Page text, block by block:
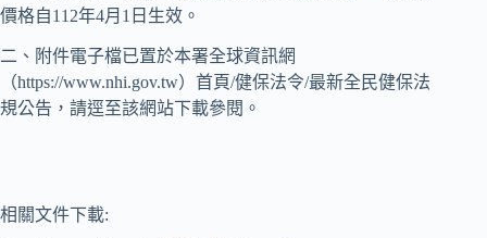
價格自112年4月1日生效。
二、附件電子檔已置於本署全球資訊網
（https://www.nhi.gov.tw）首頁/健保法令/最新全民健保法
規公告，請逕至該網站下載參閱。
相關文件下載: